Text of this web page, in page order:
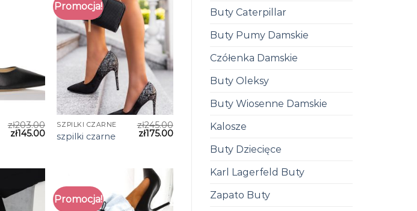
Buty Caterpillar
Buty Pumy Damskie
Czółenka Damskie
Buty Oleksy
Buty Wiosenne Damskie
Kalosze
Buty Dziecięce
Karl Lagerfeld Buty
Zapato Buty
zł203.00
zł145.00
Promocja!
SZPILKI CZARNE
szpilki czarne
zł245.00
zł175.00
Promocja!